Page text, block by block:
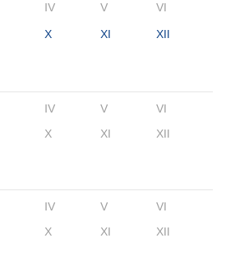
IV V VI
X XI XII
IV V
VI
X XI XII
IV V
VI
X XI XII